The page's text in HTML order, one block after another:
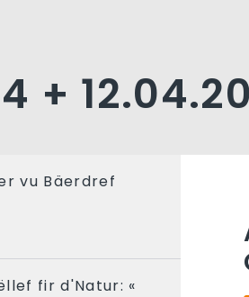
+
vu Bäerdref
fir d'Natur: «